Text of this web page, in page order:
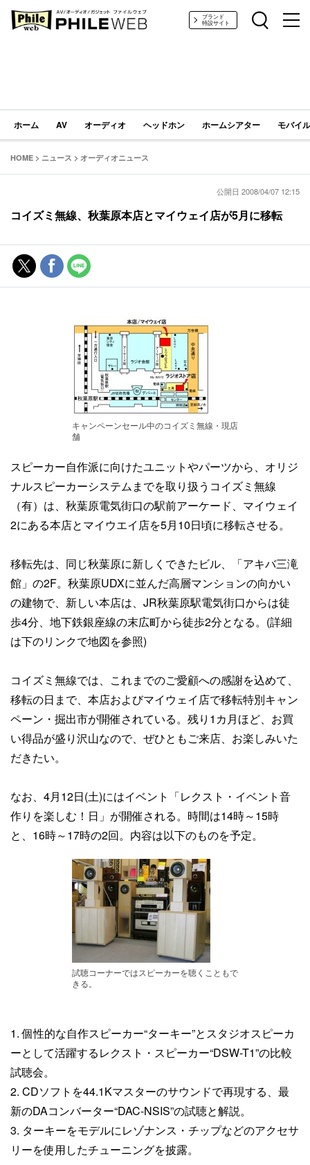
PHILE WEB｜AV/オーディオ/ガジェットブランド
特設サイト
ホーム AV オーディオ ヘッドホン ホームシアター モバイ
HOME > ニュース > オーディオニュース
公開日 2008/04/07 12:15
コイズミ無線、秋葉原本店とマイウェイ店が5月に移転
キャンペーンセール中のコイズミ無線・現店
舗
スピーカー自作派に向けたユニットやパーツから、オリジ
ナルスピーカーシステムまでを取り扱うコイズミ無線
（有）は、秋葉原電気街口の駅前アーケード、マイウェイ
2にある本店とマイウエイ店を5月10日頃に移転させる。
移転先は、同じ秋葉原に新しくできたビル、「アキバ三滝
館」の2F。秋葉原UDXに並んだ高層マンションの向かい
の建物で、新しい本店は、JR秋葉原駅電気街口からは徒
歩4分、地下鉄銀座線の末広町から徒歩2分となる。(詳細
は下のリンクで地図を参照)
コイズミ無線では、これまでのご愛顧への感謝を込めて、
移転の日まで、本店およびマイウェイ店で移転特別キャン
ペーン・掘出市が開催されている。残り1カ月ほど、お買
い得品が盛り沢山なので、ぜひともご来店、お楽しみいた
だきたい。
なお、4月12日(土)にはイベント「レクスト・イベント音
作りを楽しむ！日」が開催される。時間は14時～15時
と、16時～17時の2回。内容は以下のものを予定。
試聴コーナーではスピーカーを聴くこともで
きる。
1. 個性的な自作スピーカー“ターキー”とスタジオスピーカ
ーとして活躍するレクスト・スピーカー“DSW-T1”の比較
試聴会。
2. CDソフトを44.1Kマスターのサウンドで再現する、最
新のDAコンバーター“DAC-NSIS”の試聴と解説。
3. ターキーをモデルにレゾナンス・チップなどのアクセサ
リーを使用したチューニングを披露。